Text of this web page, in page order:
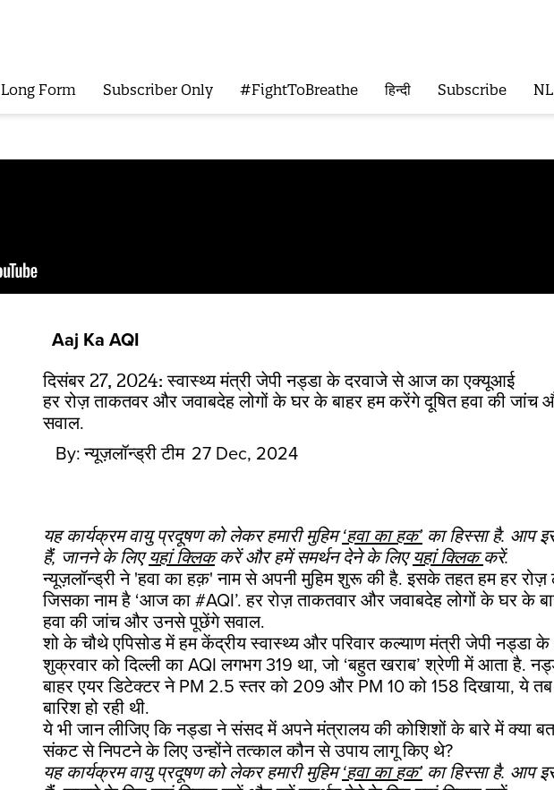
Long Form Subscriber Only #FightToBreathe हिन्दी Subscribe
Aaj Ka AQI
दिसंबर 27, 2024: स्वास्थ्य मंत्री जेपी नड्डा के दरवाजे से आज का एक्यूआई
हर रोज़ ताकतवर और जवाबदेह लोगों के घर के बाहर हम करेंगे दूषित हवा की
सवाल.
By: न्यूज़लॉन्ड्री टीम 27 Dec, 2024
यह कार्यक्रम वायु प्रदूषण को लेकर हमारी मुहिम‘हवा का हक’ का हिस्सा है.
हैंं, जानने के लिएयहां क्लिककरें और हमें समर्थन देने के लिएयहां क्लिककरें.
न्यूज़लॉन्ड्री ने 'हवा का हक़' नाम से अपनी मुहिम शुरू की है. इसके तहत हम हर
जिसका नाम है ‘आज का #AQI’. हर रोज़ ताकतवार और जवाबदेह लोगों के घर के
हवा की जांच और उनसे पूछेंगे सवाल.
शो के चौथे एपिसोड में हम केंद्रीय स्वास्थ्य और परिवार कल्याण मंत्री जेपी नड्डा
शुक्रवार को दिल्ली का AQI लगभग 319 था, जो ‘बहुत खराब’ श्रेणी में आता है.
बाहर एयर डिटेक्टर ने PM 2.5 स्तर को 209 और PM 10 को 158 दिखाया, ये
बारिश हो रही थी.
ये भी जान लीजिए कि नड्डा ने संसद में अपने मंत्रालय की कोशिशों के बारे में क्या
संकट से निपटने के लिए उन्होंने तत्काल कौन से उपाय लागू किए थे?
यह कार्यक्रम वायु प्रदूषण को लेकर हमारी मुहिम‘हवा का हक’ का हिस्सा है.